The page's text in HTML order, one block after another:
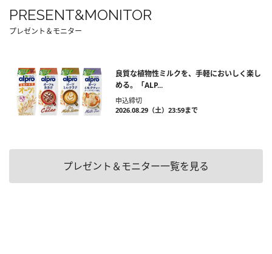
PRESENT&MONITOR
プレゼント＆モニター
良質な植物性ミルクを、手軽においしく楽し
める。「ALP...
申込締切
2026.08.29（土）23:59まで
プレゼント＆モニター一覧を見る